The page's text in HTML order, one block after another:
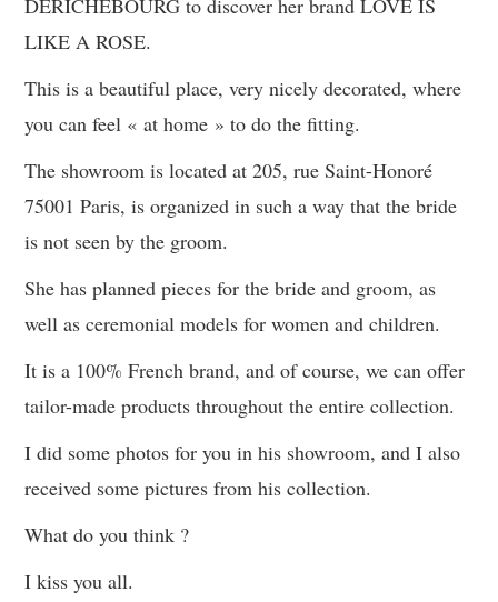
DERICHEBOURG to discover her brand LOVE IS
LIKE A ROSE.
This is a beautiful place, very nicely decorated, where
you can feel « at home » to do the fitting.
The showroom is located at 205, rue Saint-Honoré
75001 Paris, is organized in such a way that the bride
is not seen by the groom.
She has planned pieces for the bride and groom, as
well as ceremonial models for women and children.
It is a 100% French brand, and of course, we can offer
tailor-made products throughout the entire collection.
I did some photos for you in his showroom, and I also
received some pictures from his collection.
What do you think ?
I kiss you all.